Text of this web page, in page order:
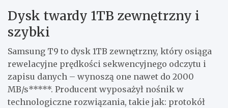
Dysk twardy 1TB zewnętrzny i
szybki
Samsung T9 to dysk 1TB zewnętrzny, który osiąga
rewelacyjne prędkości sekwencyjnego odczytu i
zapisu danych – wynoszą one nawet do 2000
MB/s*****. Producent wyposażył nośnik w
technologiczne rozwiązania, takie jak: protokół